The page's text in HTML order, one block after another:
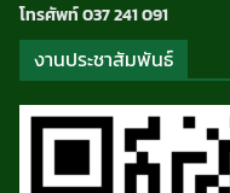
โทรศัพท์ 037 241 091
งานประชาสัมพันธ์